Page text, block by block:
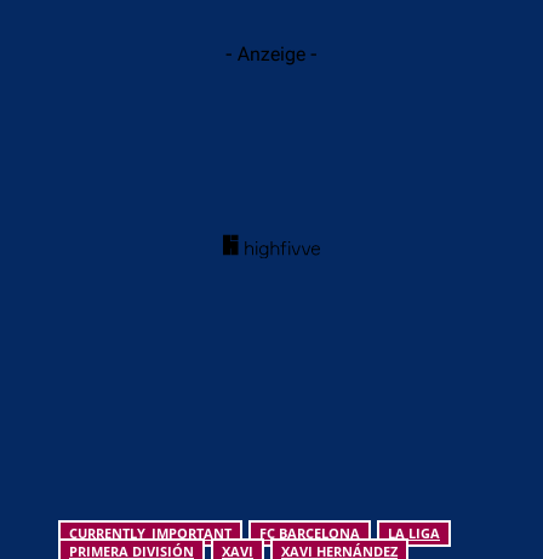
- Anzeige -
CURRENTLY_IMPORTANT FC BARCELONA
LA LIGA
PRIMERA DIVISIÓN
XAVI XAVI HERNÁNDEZ